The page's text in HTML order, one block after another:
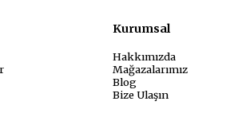
Hakkımızda
Mağazalarımız
Blog
Bize Ulaşın